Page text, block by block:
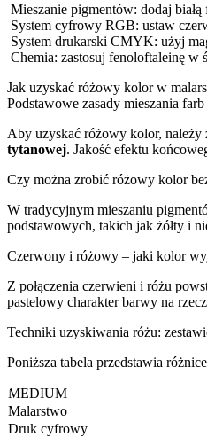
Mieszanie pigmentów: dodaj
System cyfrowy RGB: ustaw
System drukarski CMYK: użyj
Chemia: zastosuj fenoloftaleinę
Jak uzyskać różowy kolor w
Podstawowe zasady mieszania
Aby uzyskać różowy kolor, należy
tytanowej. Jakość efektu
Czy można zrobić różowy kolor
W tradycyjnym mieszaniu
podstawowych, takich jak żółty i
Czerwony i różowy – jaki kolor
Z połączenia czerwieni i różu
pastelowy charakter barwy na
Techniki uzyskiwania różu:
Poniższa tabela przedstawia
MEDIUM
Malarstwo
Druk cyfrowy